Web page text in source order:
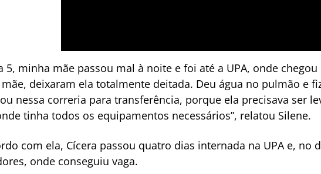
5, minha mãe passou mal à noite e foi até a UPA, onde
deixaram ela totalmente deitada. Deu água no pulmão e
nessa correria para transferência, porque ela precisava ser
tinha todos os equipamentos necessários”, relatou Silene.
com ela, Cícera passou quatro dias internada na UPA e,
onde conseguiu vaga.